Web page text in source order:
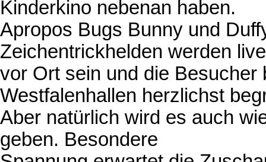
Kinderkino nebenan haben.
Apropos Bugs Bunny und
Zeichentrickhelden werden live
vor Ort sein und die Besucher
Westfalenhallen herzlichst
Aber natürlich wird es auch
geben. Besondere